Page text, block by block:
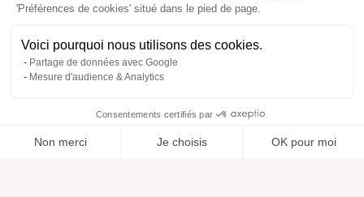
'Préférences de cookies' situé dans le pied de page.
Voici pourquoi nous utilisons des cookies.
Partage de données avec Google
Mesure d'audience & Analytics
Consentements certifiés par
Non merci Je choisis OK pour moi